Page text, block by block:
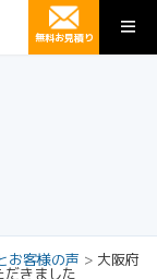
無料お見積り
お客様の声 > 大阪府
きました